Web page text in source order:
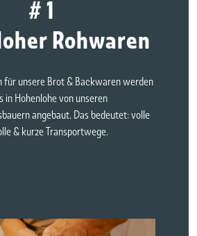
# 1
Rohwaren
für unsere Brot & Backwaren werden
in Hohenlohe von unseren
angebaut. Das bedeutet: volle
& kurze Transportwege.